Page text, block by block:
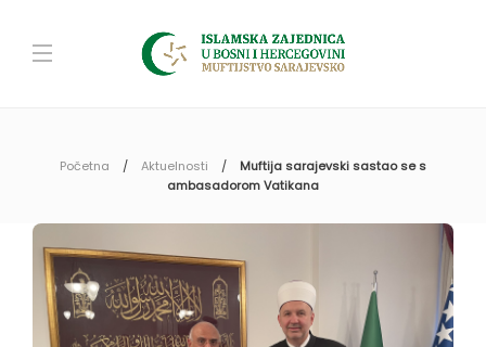
Početna Aktuelnosti
Muftija sarajevski sastao se s
ambasadorom Vatikana